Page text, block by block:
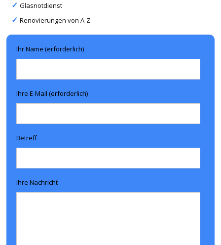
Glasnotdienst
Renovierungen von A-Z
Ihr Name (erforderlich)
Ihre E-Mail (erforderlich)
Betreff
Ihre Nachricht